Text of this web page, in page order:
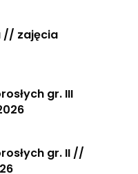
// zajęcia
gr. III
gr. II //